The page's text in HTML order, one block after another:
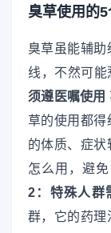
臭草使用的
臭草虽能辅
线，不然可能
须遵医嘱使用
草的使用都
的体质、症状
怎么用，避
2：特殊人群
群，它的药理